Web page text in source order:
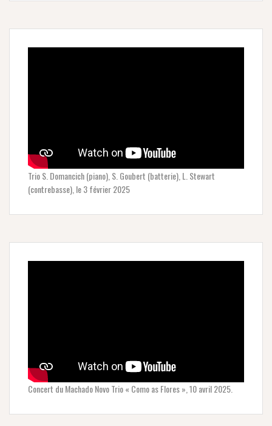
Trio S. Domancich (piano), S. Goubert (batterie), L. Stewart
(contrebasse), le 3 février 2025
Concert du Machado Novo Trio « Como as Flores », 10 avril 2025.